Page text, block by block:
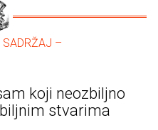
–
koji neozbiljno
stvarima